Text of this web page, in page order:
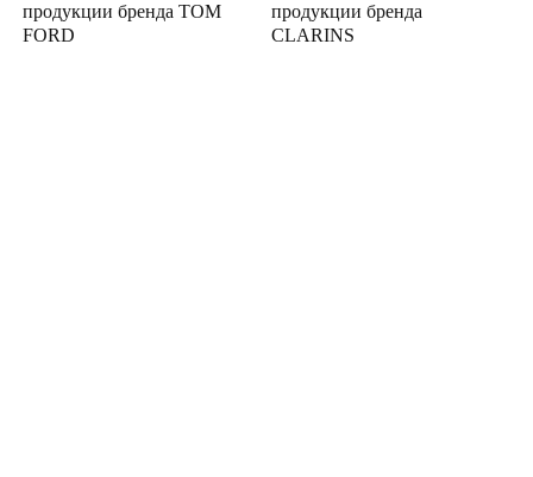
продукции бренда TOM
FORD
продукции бренда
CLARINS